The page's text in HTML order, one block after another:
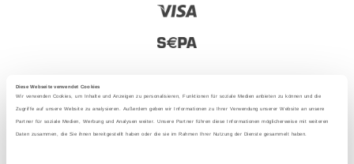
Diese Webseite verwendet Cookies
Wir verwenden Cookies, um Inhalte und Anzeigen zu personalisieren, Funktionen für soziale Medien anbieten zu können und die
Zugriffe auf unsere Website zu analysieren. Außerdem geben wir Informationen zu Ihrer Verwendung unserer Website an unsere
Partner für soziale Medien, Werbung und Analysen weiter. Unsere Partner führen diese Informationen möglicherweise mit weiteren
Daten zusammen, die Sie ihnen bereitgestellt haben oder die sie im Rahmen Ihrer Nutzung der Dienste gesammelt haben.
2025 - Con amore da Berlino